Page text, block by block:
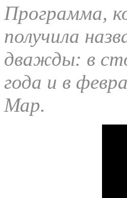
Программа,
получила
дважды: в
года и в
Мар.